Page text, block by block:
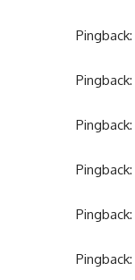
Pingback:
Pingback:
Pingback:
Pingback:
Pingback:
Pingback: